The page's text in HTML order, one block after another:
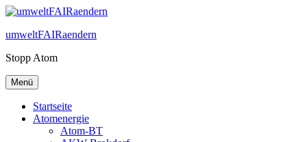
Zum
springen
umweltFAIRaendern
Stopp Atom
Menü
Startseite
Atomenergie
Atom-BT